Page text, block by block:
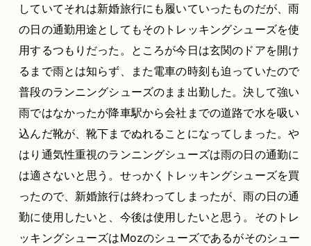
していてそれは新婚旅行にも履いていったものだが、雨
の日の通勤用途としてもそのトレッキングシューズを使
用するつもりだった。ところが今日は玄関のドアを開け
るまで雨とは知らず、また電車の時刻も迫っていたので
普段のランニングシューズのまま出勤した。決して強い
雨ではなかったが降車駅から会社までの道路で水を吸い
込んだ靴が、靴下までぬれることになってしまった。や
はり通気性重視のランニングシューズは雨の日の通勤に
は適さないと思う。せっかくトレッキングシューズを買
ったので、新婚旅行は終わってしまったが、雨の日の通
勤に使用したいと、今後は使用したいと思う。そのトレ
ッキングシューズはMozのシューズであるがそのシュー